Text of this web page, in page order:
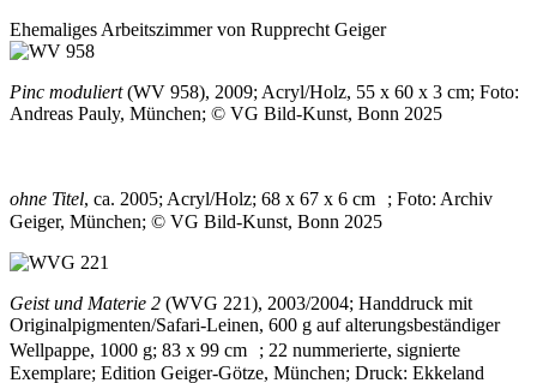
Ehemaliges Arbeitszimmer von Rupprecht Geiger
Pinc moduliert(WV 958), 2009; Acryl/Holz, 55 x 60 x 3 cm; Foto:
Andreas Pauly, München; © VG Bild-Kunst, Bonn 2025
ohne Titel, ca. 2005; Acryl/Holz; 68 x 67 x 6 cm ; Foto: Archiv
Geiger, München; © VG Bild-Kunst, Bonn 2025
Geist und Materie 2 (WVG 221), 2003/2004; Handdruck mit
Originalpigmenten/Safari-Leinen, 600 g auf alterungsbeständiger
Wellpappe, 1000 g; 83 x 99 cm ; 22 nummerierte, signierte
Exemplare; Edition Geiger-Götze, München; Druck: Ekkeland